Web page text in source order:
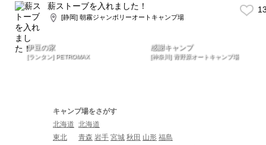
薪ストーブを入れました！
[静岡] 朝霧ジャンボリーオートキャンプ場
伊豆の家
[ランタン] PETROMAX
感謝キャンプ
[神奈川] 青野原オートキャンプ場
キャンプ場をさがす
北海道 北海道
東北
青森 岩手 宮城 秋田 山形 福島